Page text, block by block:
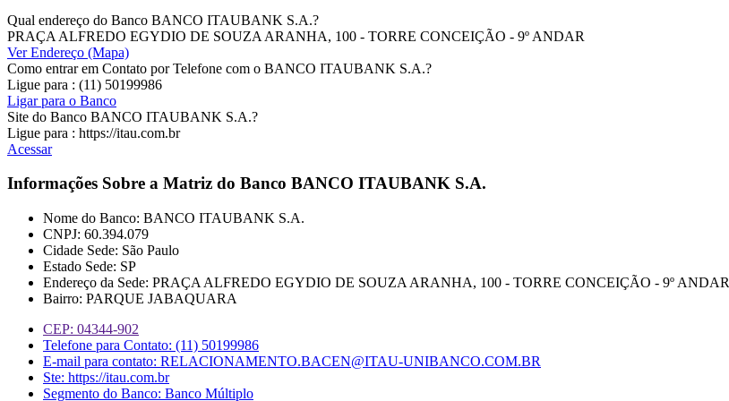
Qual endereço do Banco BANCO ITAUBANK S.A.?
PRAÇA ALFREDO EGYDIO DE SOUZA ARANHA, 100 - TORRE CONCEIÇÃO - 9º ANDAR
Ver Endereço (Mapa)
Como entrar em Contato por Telefone com o BANCO ITAUBANK S.A.?
Ligue para : (11) 50199986
Ligar para o Banco
Site do Banco BANCO ITAUBANK S.A.?
Ligue para : https://itau.com.br
Acessar
Informações Sobre a Matriz do Banco BANCO ITAUBANK S.A.
Nome do Banco: BANCO ITAUBANK S.A.
CNPJ: 60.394.079
Cidade Sede: São Paulo
Estado Sede: SP
Endereço da Sede: PRAÇA ALFREDO EGYDIO DE SOUZA ARANHA, 100 - TORRE CONCEIÇÃO - 9º ANDAR
Bairro: PARQUE JABAQUARA
CEP: 04344-902
Telefone para Contato: (11) 50199986
E-mail para contato: RELACIONAMENTO.BACEN@ITAU-UNIBANCO.COM.BR
Ste: https://itau.com.br
Segmento do Banco: Banco Múltiplo